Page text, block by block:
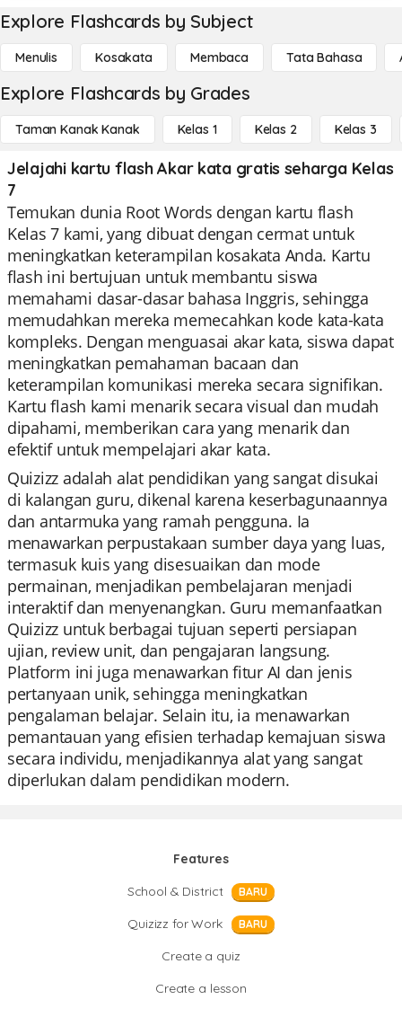
Explore Flashcards by Subject
Menulis Kosakata Membaca Tata Bahasa
Explore Flashcards by Grades
Taman Kanak Kanak Kelas 1 Kelas 2 Kelas 3
Jelajahi kartu flash Akar kata gratis seharga Kelas
7
Temukan dunia Root Words dengan kartu flash
Kelas 7 kami, yang dibuat dengan cermat untuk
meningkatkan keterampilan kosakata Anda. Kartu
flash ini bertujuan untuk membantu siswa
memahami dasar-dasar bahasa Inggris, sehingga
memudahkan mereka memecahkan kode kata-kata
kompleks. Dengan menguasai akar kata, siswa dapat
meningkatkan pemahaman bacaan dan
keterampilan komunikasi mereka secara signifikan.
Kartu flash kami menarik secara visual dan mudah
dipahami, memberikan cara yang menarik dan
efektif untuk mempelajari akar kata.
Quizizz adalah alat pendidikan yang sangat disukai
di kalangan guru, dikenal karena keserbagunaannya
dan antarmuka yang ramah pengguna. Ia
menawarkan perpustakaan sumber daya yang luas,
termasuk kuis yang disesuaikan dan mode
permainan, menjadikan pembelajaran menjadi
interaktif dan menyenangkan. Guru memanfaatkan
Quizizz untuk berbagai tujuan seperti persiapan
ujian, review unit, dan pengajaran langsung.
Platform ini juga menawarkan fitur AI dan jenis
pertanyaan unik, sehingga meningkatkan
pengalaman belajar. Selain itu, ia menawarkan
pemantauan yang efisien terhadap kemajuan siswa
secara individu, menjadikannya alat yang sangat
diperlukan dalam pendidikan modern.
Features
School & District
BARU
Quizizz for Work BARU
Create a quiz
Create a lesson